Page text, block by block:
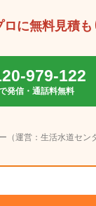
に無料見積
979-122
発信・通話料無料
（運営：生活水道セン